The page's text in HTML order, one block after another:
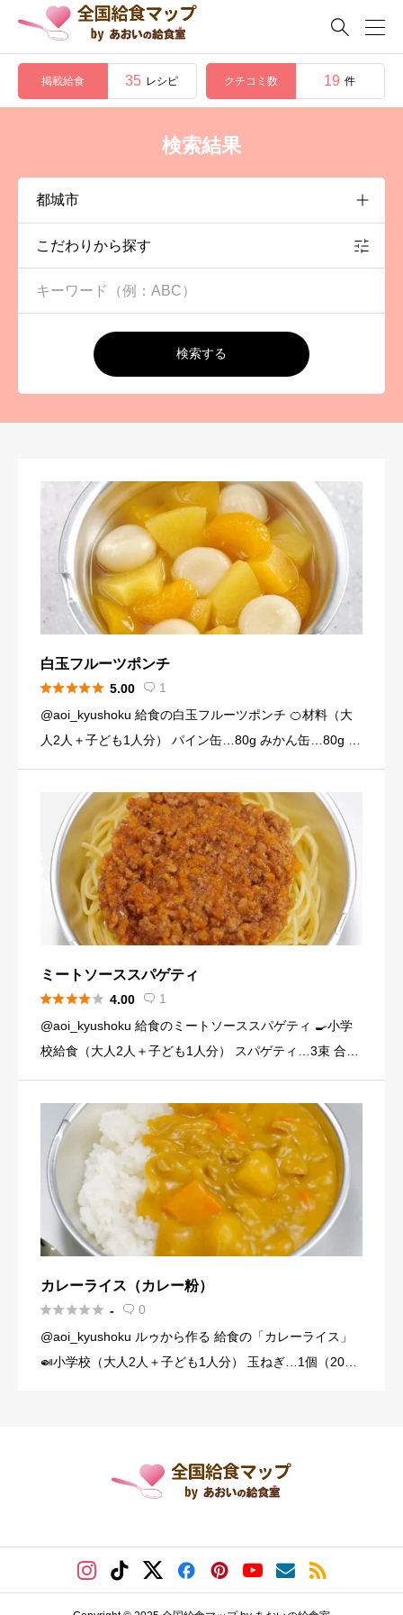

掲載給食 35 レシピ クチコミ数 19 件
検索結果
こだわりから探す
検索する
白玉フルーツポンチ
 5.00  1
@aoi_kyushoku 給食の白玉フルーツポンチ 🍊材料（大
人2人＋子ども1人分） パイン缶…80g みかん缶…80g 黄
4g） （白玉団子） 白玉粉… […]
ミートソーススパゲティ
 4.00  1
@aoi_kyushoku 給食のミートソーススパゲティ 🍳小学
校給食（大人2人＋子ども1人分） スパゲティ…3束 合い
（120g） にんにくチューブ…少々（1 […]
カレーライス（カレー粉）
 -  0
@aoi_kyushoku ルゥから作る 給食の「カレーライス」
🍛小学校（大人2人＋子ども1人分） 玉ねぎ…1個（200